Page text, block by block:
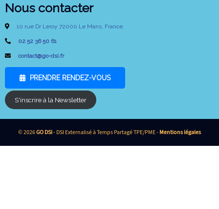
Nous contacter
10 rue Dr Leroy 72000 Le Mans, France.
02 52 36 50 61
contact@go-dsi.fr
PRENDRE RENDEZ-VOUS
S'inscrire à la Newsletter
© 2026GO DSI- DSI Externalisé à Temps Partagé TPE/PME -Mentions légales